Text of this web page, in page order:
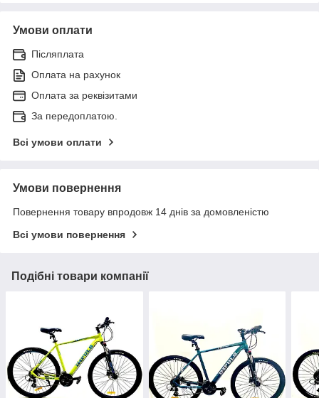
Умови оплати
Післяплата
Оплата на рахунок
Оплата за реквізитами
За передоплатою.
Всі умови оплати
Умови повернення
Повернення товару впродовж 14 днів за домовленістю
Всі умови повернення
Подібні товари компанії